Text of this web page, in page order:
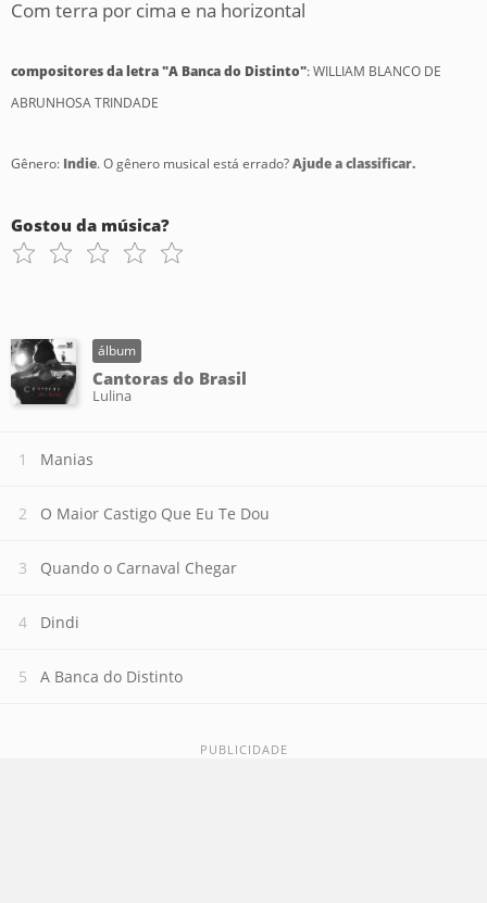
Com terra por cima e na horizontal
compositores da letra "A Banca do Distinto": WILLIAM BLANCO DE
ABRUNHOSA TRINDADE
Gênero: Indie. O gênero musical está errado?Ajude a classificar.
Gostou da música?
álbum
Cantoras do Brasil
Lulina
Manias
O Maior Castigo Que Eu Te Dou
Quando o Carnaval Chegar
Dindi
A Banca do Distinto